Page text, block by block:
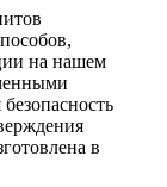
на нашем
в